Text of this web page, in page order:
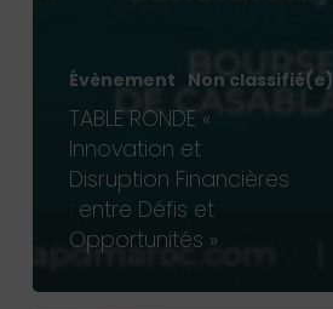
Évènement Non classifié(e)
TABLE RONDE «
Innovation et
Disruption Financières
: entre Défis et
Opportunités »